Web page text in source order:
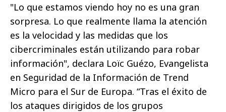
"Lo que estamos viendo hoy no es una gran
sorpresa. Lo que realmente llama la atención
es la velocidad y las medidas que los
cibercriminales están utilizando para robar
información", declara Loïc Guézo, Evangelista
en Seguridad de la Información de Trend
Micro para el Sur de Europa. “Tras el éxito de
los ataques dirigidos de los grupos